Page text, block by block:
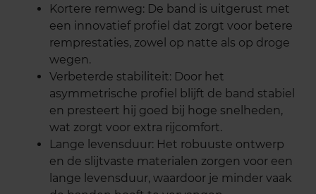
Kortere remweg: De band is uitgerust met
een innovatief profiel dat zorgt voor betere
remprestaties, zowel op natte als op droge
wegen.
Verbeterde stabiliteit: Door het
asymmetrische profiel blijft de band stabiel
en presteert hij goed bij hoge snelheden,
wat zorgt voor extra rijcomfort.
Lange levensduur: Het robuuste ontwerp
en de slijtvaste materialen zorgen voor een
lange levensduur, waardoor je minder vaak